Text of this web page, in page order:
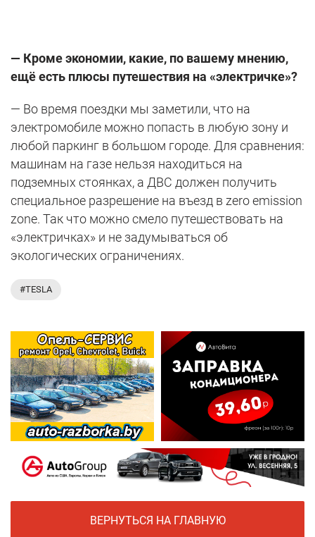
— Кроме экономии, какие, по вашему мнению,
ещё есть плюсы путешествия на «электричке»?
— Во время поездки мы заметили, что на
электромобиле можно попасть в любую зону и
любой паркинг в большом городе. Для сравнения:
машинам на газе нельзя находиться на
подземных стоянках, а ДВС должен получить
специальное разрешение на въезд в zero emission
zone. Так что можно смело путешествовать на
«электричках» и не задумываться об
экологических ограничениях.
#TESLA
ВЕРНУТЬСЯ НА ГЛАВНУЮ